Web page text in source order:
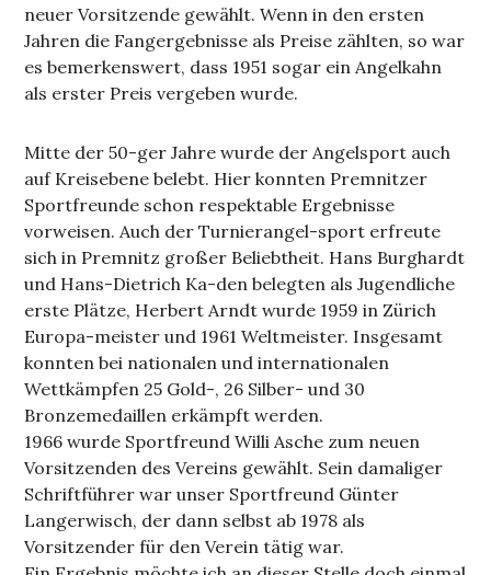
neuer Vorsitzende gewählt. Wenn in den ersten
Jahren die Fangergebnisse als Preise zählten, so war
es bemerkenswert, dass 1951 sogar ein Angelkahn
als erster Preis vergeben wurde.
Mitte der 50-ger Jahre wurde der Angelsport auch
auf Kreisebene belebt. Hier konnten Premnitzer
Sportfreunde schon respektable Ergebnisse
vorweisen. Auch der Turnierangel-sport erfreute
sich in Premnitz großer Beliebtheit. Hans Burghardt
und Hans-Dietrich Ka-den belegten als Jugendliche
erste Plätze, Herbert Arndt wurde 1959 in Zürich
Europa-meister und 1961 Weltmeister. Insgesamt
konnten bei nationalen und internationalen
Wettkämpfen 25 Gold-, 26 Silber- und 30
Bronzemedaillen erkämpft werden.
1966 wurde Sportfreund Willi Asche zum neuen
Vorsitzenden des Vereins gewählt. Sein damaliger
Schriftführer war unser Sportfreund Günter
Langerwisch, der dann selbst ab 1978 als
Vorsitzender für den Verein tätig war.